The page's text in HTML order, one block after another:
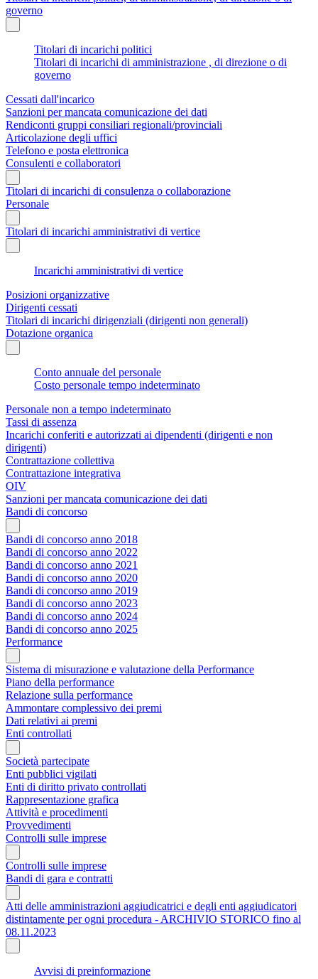
governo
Titolari di incarichi politici
Titolari di incarichi di amministrazione , di direzione o di
governo
Cessati dall'incarico
Sanzioni per mancata comunicazione dei dati
Rendiconti gruppi consiliari regionali/provinciali
Articolazione degli uffici
Telefono e posta elettronica
Consulenti e collaboratori
Titolari di incarichi di consulenza o collaborazione
Personale
Titolari di incarichi amministrativi di vertice
Incarichi amministrativi di vertice
Posizioni organizzative
Dirigenti cessati
Titolari di incarichi dirigenziali (dirigenti non generali)
Dotazione organica
Conto annuale del personale
Costo personale tempo indeterminato
Personale non a tempo indeterminato
Tassi di assenza
Incarichi conferiti e autorizzati ai dipendenti (dirigenti e non
dirigenti)
Contrattazione collettiva
Contrattazione integrativa
OIV
Sanzioni per mancata comunicazione dei dati
Bandi di concorso
Bandi di concorso anno 2018
Bandi di concorso anno 2022
Bandi di concorso anno 2021
Bandi di concorso anno 2020
Bandi di concorso anno 2019
Bandi di concorso anno 2023
Bandi di concorso anno 2024
Bandi di concorso anno 2025
Performance
Sistema di misurazione e valutazione della Performance
Piano della performance
Relazione sulla performance
Ammontare complessivo dei premi
Dati relativi ai premi
Enti controllati
Società partecipate
Enti pubblici vigilati
Enti di diritto privato controllati
Rappresentazione grafica
Attività e procedimenti
Provvedimenti
Controlli sulle imprese
Controlli sulle imprese
Bandi di gara e contratti
Atti delle amministrazioni aggiudicatrici e degli enti aggiudicatori
distintamente per ogni procedura - ARCHIVIO STORICO fino al
08.11.2023
Avvisi di preinformazione